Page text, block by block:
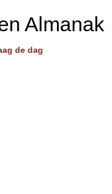
Almanak
de dag